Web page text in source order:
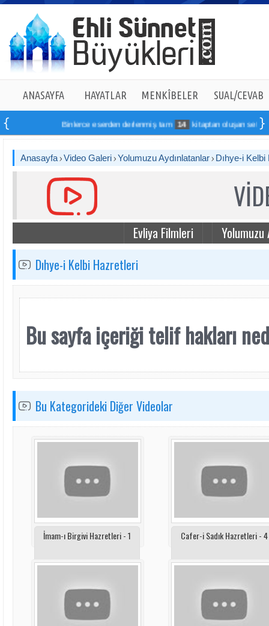
ANASAYFA HAYATLAR MENKÎBELER SUAL/CEVAB
Binlerce eserden derlenmiş tam 14 kitaptan oluşan seti
Anasayfa Video Galeri Yolumuzu Aydınlatanlar Dıhye-i
Evliya Filmleri
Yolumuzu
Dıhye-i Kelbi Hazretleri
Bu sayfa içeriği telif hakları
Bu Kategorideki Diğer Videolar
İmam-ı Birgivi Hazretleri - 1 Cafer-i Sadık Hazretleri - 4